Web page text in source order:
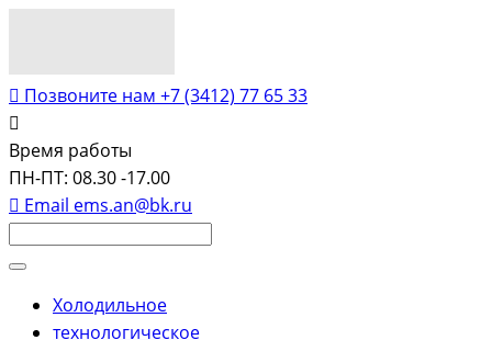
Позвоните нам +7 (3412) 77 65 33
Время работы
ПН-ПТ: 08.30 -17.00
Email ems.an@bk.ru
Холодильное
технологическое